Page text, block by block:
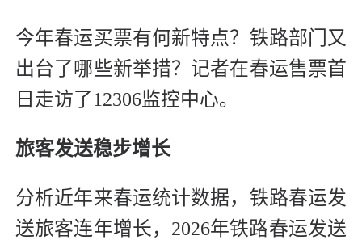
今年春运买票有何新特点？铁路部门又
出台了哪些新举措？记者在春运售票首
日走访了12306监控中心。
旅客发送稳步增长
分析近年来春运统计数据，铁路春运发
送旅客连年增长，2026年铁路春运发送